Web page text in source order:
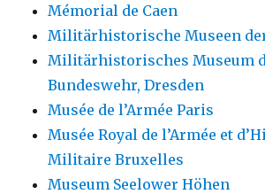
Mémorial de Caen
Militärhistorische Museen
Militärhistorisches Museum
Bundeswehr, Dresden
Musée de l’Armée Paris
Musée Royal de l’Armée et
Militaire Bruxelles
Museum Seelower Höhen